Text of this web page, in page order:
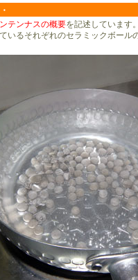
テンナスの概要を記述しています。
るそれぞれのセラミックボール